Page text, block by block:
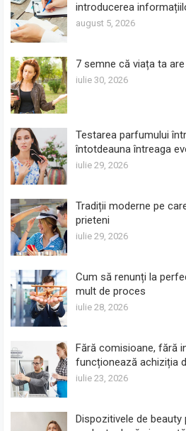
introducerea
august 5, 2026
7 semne că viața ta
iulie 30, 2026
Testarea parfumului
întotdeauna întreaga
iulie 29, 2026
Tradiții moderne pe
prieteni
iulie 29, 2026
Cum să renunți la
mult de proces
iulie 28, 2026
Fără comisioane, fără
funcționează achiziția
iulie 23, 2026
Dispozitivele de